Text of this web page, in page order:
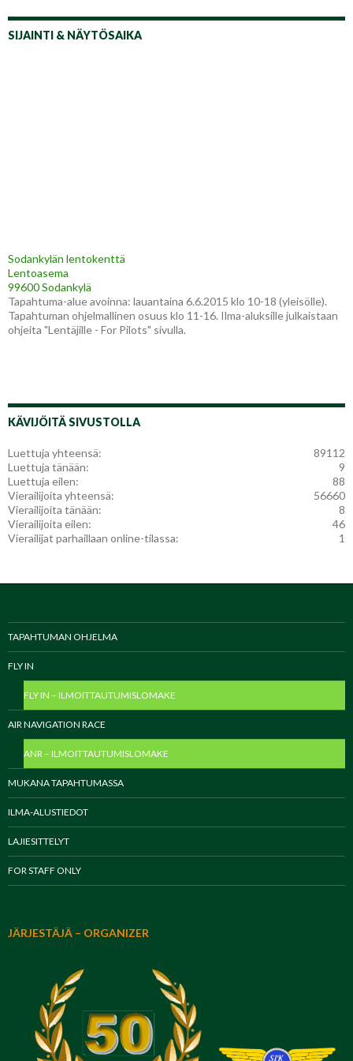
SIJAINTI & NÄYTÖSAIKA
Sodankylän lentokenttä
Lentoasema
99600 Sodankylä
Tapahtuma-alue avoinna: lauantaina 6.6.2015 klo 10-18 (yleisölle).
Tapahtuman ohjelmallinen osuus klo 11-16. Ilma-aluksille julkaistaan
ohjeita "Lentäjille - For Pilots" sivulla.
KÄVIJÖITÄ SIVUSTOLLA
89112
Luettuja yhteensä:
9
Luettuja tänään:
88
Luettuja eilen:
56660
Vierailijoita yhteensä:
8
Vierailijoita tänään:
46
Vierailijoita eilen:
1
Vierailijat parhaillaan online-tilassa:
TAPAHTUMAN OHJELMA
FLY IN
FLY IN – ILMOITTAUTUMISLOMAKE
AIR NAVIGATION RACE
ANR – ILMOITTAUTUMISLOMAKE
MUKANA TAPAHTUMASSA
ILMA-ALUSTIEDOT
LAJIESITTELYT
FOR STAFF ONLY
JÄRJESTÄJÄ – ORGANIZER